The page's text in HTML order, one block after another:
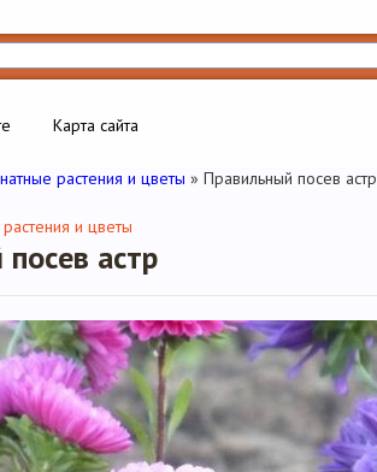
Карта сайта
растения и цветы » Правильный посев астр
и цветы
астр